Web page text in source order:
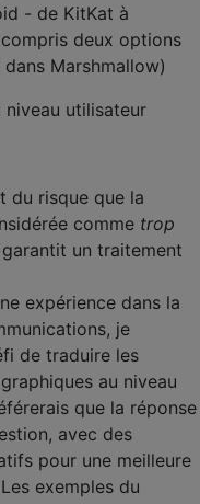
- de KitKat à
deux options
Marshmallow)
niveau utilisateur
du risque que la
comme trop
un traitement
expérience dans la
je
de traduire les
au niveau
que la réponse
avec des
pour une meilleure
exemples du